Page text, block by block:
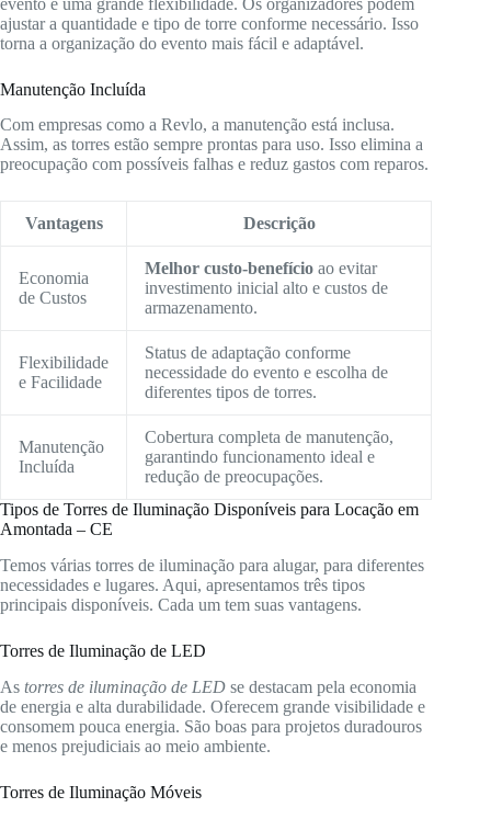
ajustar a quantidade e tipo de torre conforme necessário. Isso
torna a organização do evento mais fácil e adaptável.
Manutenção Incluída
Com empresas como a Revlo, a manutenção está inclusa.
Assim, as torres estão sempre prontas para uso. Isso elimina a
preocupação com possíveis falhas e reduz gastos com reparos.
Vantagens Descrição
Economia
de Custos
Melhor custo-benefício ao evitar
investimento inicial alto e custos de
armazenamento.
Flexibilidade
e Facilidade
Status de adaptação conforme
necessidade do evento e escolha de
diferentes tipos de torres.
Manutenção
Incluída
Cobertura completa de manutenção,
garantindo funcionamento ideal e
redução de preocupações.
Tipos de Torres de Iluminação Disponíveis para Locação em
Amontada – CE
Temos várias torres de iluminação para alugar, para diferentes
necessidades e lugares. Aqui, apresentamos três tipos
principais disponíveis. Cada um tem suas vantagens.
Torres de Iluminação de LED
As torres de iluminação de LED se destacam pela economia
de energia e alta durabilidade. Oferecem grande visibilidade e
consomem pouca energia. São boas para projetos duradouros
e menos prejudiciais ao meio ambiente.
Torres de Iluminação Móveis